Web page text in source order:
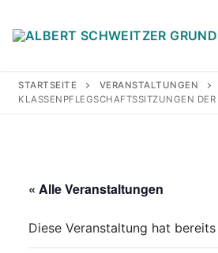
Inhalt
Suchen
STARTSEITE
VERANSTALTUNGEN
KLASSENPFLEGSCHAFTSSITZUNGEN
« Alle Veranstaltungen
Diese Veranstaltung hat